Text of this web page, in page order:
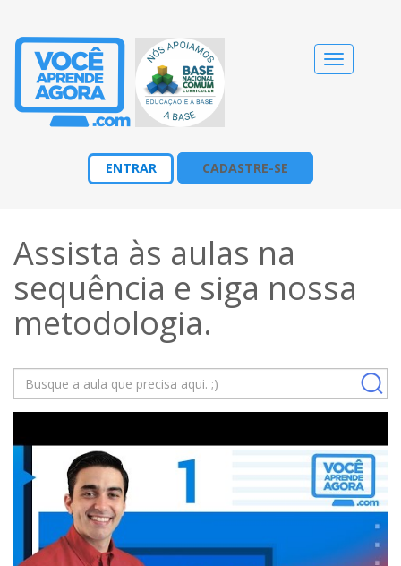
Alternar
navegação
ENTRAR CADASTRE-SE
Assista às aulas na
sequência e siga nossa
metodologia.